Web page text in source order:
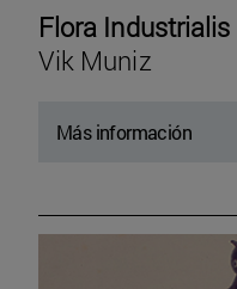
Flora Industrialis
Vik Muniz
Más información